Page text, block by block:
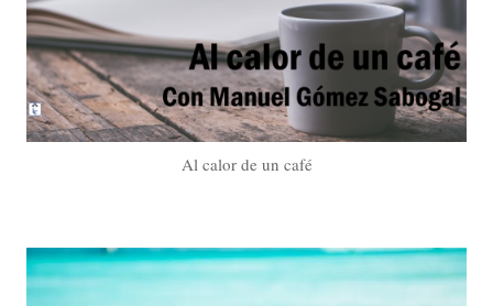
Al calor de un café